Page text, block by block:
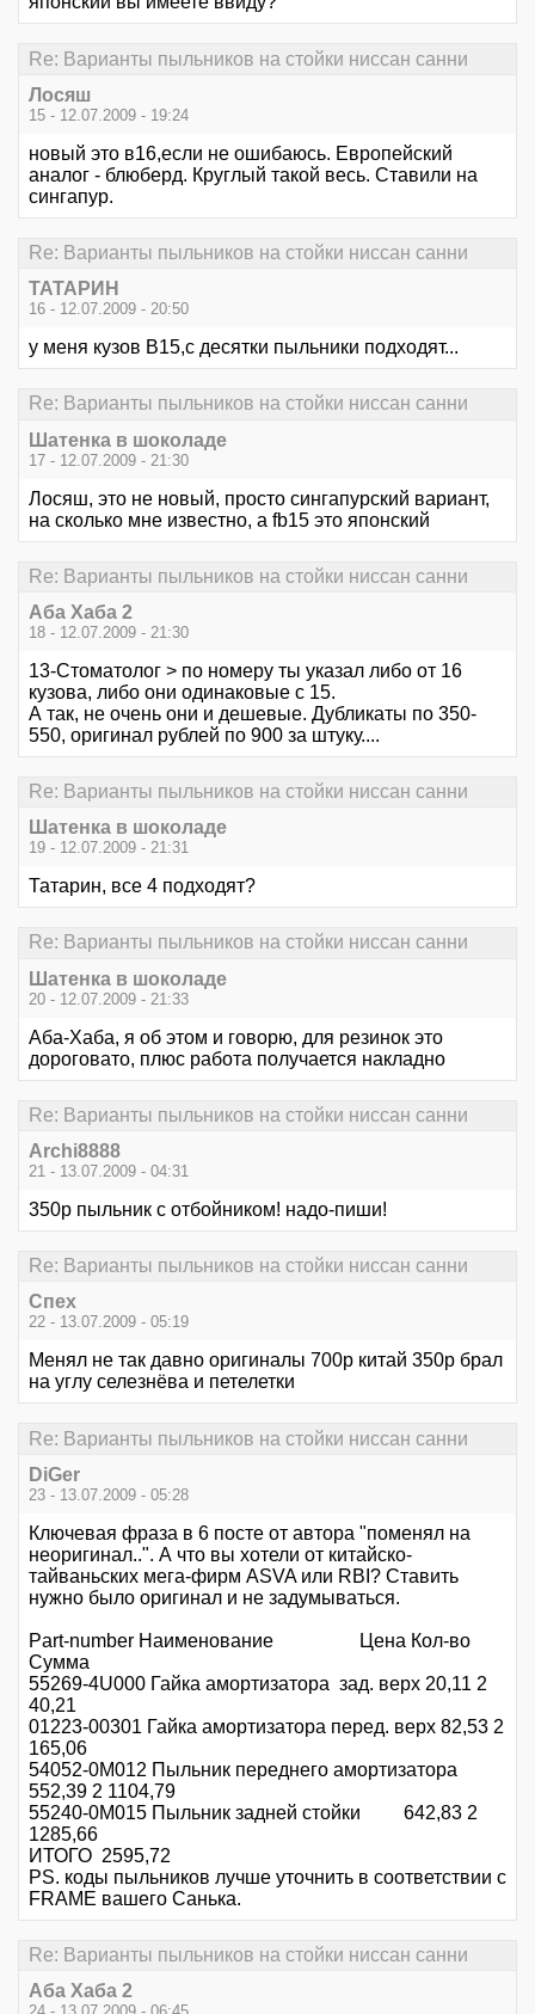
Re: Варианты пыльников на стойки ниссан санни
Лосяш
15 - 12.07.2009 - 19:24
новый это в16,если не ошибаюсь. Европейский
аналог - блюберд. Круглый такой весь. Ставили на
сингапур.
Re: Варианты пыльников на стойки ниссан санни
ТАТАРИН
16 - 12.07.2009 - 20:50
у меня кузов В15,с десятки пыльники подходят...
Re: Варианты пыльников на стойки ниссан санни
Шатенка в шоколаде
17 - 12.07.2009 - 21:30
Лосяш, это не новый, просто сингапурский вариант,
на сколько мне известно, а fb15 это японский
Re: Варианты пыльников на стойки ниссан санни
Аба Хаба 2
18 - 12.07.2009 - 21:30
13-Стоматолог > по номеру ты указал либо от 16
кузова, либо они одинаковые с 15.
А так, не очень они и дешевые. Дубликаты по 350-
550, оригинал рублей по 900 за штуку....
Re: Варианты пыльников на стойки ниссан санни
Шатенка в шоколаде
19 - 12.07.2009 - 21:31
Татарин, все 4 подходят?
Re: Варианты пыльников на стойки ниссан санни
Шатенка в шоколаде
20 - 12.07.2009 - 21:33
Аба-Хаба, я об этом и говорю, для резинок это
дороговато, плюс работа получается накладно
Re: Варианты пыльников на стойки ниссан санни
Archi8888
21 - 13.07.2009 - 04:31
350р пыльник с отбойником! надо-пиши!
Re: Варианты пыльников на стойки ниссан санни
Спех
22 - 13.07.2009 - 05:19
Менял не так давно оригиналы 700р китай 350р брал
на углу селезнёва и петелетки
Re: Варианты пыльников на стойки ниссан санни
DiGer
23 - 13.07.2009 - 05:28
Ключевая фраза в 6 посте от автора "поменял на
неоригинал..". А что вы хотели от китайско-
тайваньских мега-фирм ASVA или RBI? Ставить
нужно было оригинал и не задумываться.
Part-number Наименование Цена Кол-во
Сумма
55269-4U000 Гайка амортизатора зад. верх 20,11 2
40,21
01223-00301 Гайка амортизатора перед. верх 82,53 2
165,06
54052-0M012 Пыльник переднего амортизатора
552,39 2 1104,79
55240-0M015 Пыльник задней стойки 642,83 2
1285,66
ИТОГО 2595,72
PS. коды пыльников лучше уточнить в соответствии с
FRAME вашего Санька.
Re: Варианты пыльников на стойки ниссан санни
Аба Хаба 2